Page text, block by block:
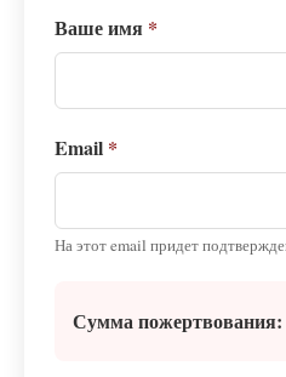
Ваше имя *
Email *
На этот email придет
Сумма пожертвования: